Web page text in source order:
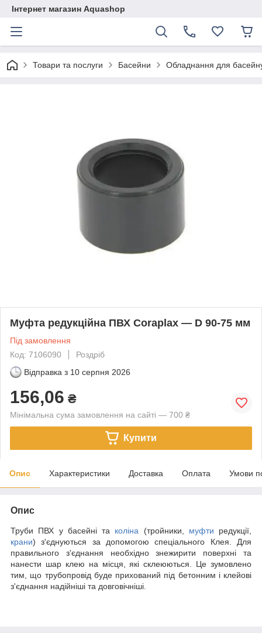
Інтернет магазин Aquashop
Товари та послуги Басейни Обладнання для
Муфта редукційна ПВХ Coraplax — D 90-75 мм
Під замовлення
Код: 7106090
Роздріб
Відправка з 10 серпня 2026
156,06 ₴
Мінімальна сума замовлення на сайті — 700 ₴
Купити
Опис Характеристики Доставка Оплата Умови
Опис
Труби ПВХ у басейні та коліна (тройники, муфти редукції,
крани) з'єднуються за допомогою спеціального Клея. Для
правильного з'єднання необхідно знежирити поверхні та
нанести шар клею на місця, які склеюються. Це зумовлено
тим, що трубопровід буде прихований під бетонним і клейові
з'єднання надійніші та довговічніші.